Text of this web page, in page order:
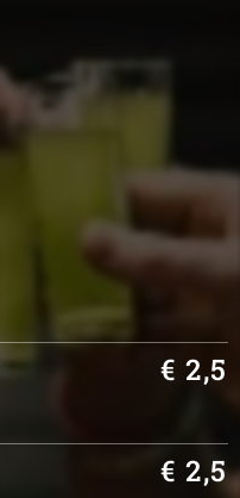
€ 2,5
€ 2,5